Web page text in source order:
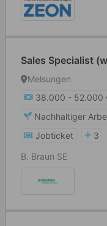
Sales Specialist
Melsungen
38.000 - 52.000
Nachhaltiger
Jobticket
3
B. Braun SE